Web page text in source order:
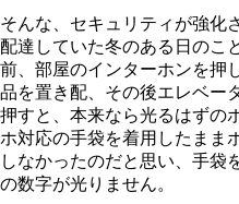
そんな、セキュリティが強化
配達していた冬のある日のこ
前、部屋のインターホンを押
品を置き配、その後エレベー
押すと、本来なら光るはずの
ホ対応の手袋を着用したまま
しなかったのだと思い、手袋
の数字が光りません。